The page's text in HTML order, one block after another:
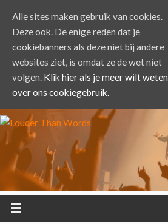
Alle sites maken gebruik van cookies.
Deze ook. De enige reden dat je
cookiebanners als deze niet bij andere
websites ziet, is omdat ze de wet niet
volgen. Klik hier als je meer wilt weten
over ons cookiegebruik.